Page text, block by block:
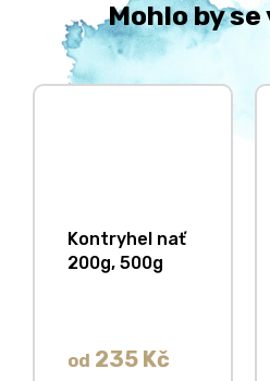
Mohlo by
Kontryhel nať
200g, 500g
od 235 Kč